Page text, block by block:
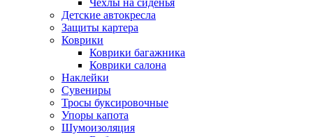
Чехлы на сиденья
Детские автокресла
Защиты картера
Коврики
Коврики багажника
Коврики салона
Наклейки
Сувениры
Тросы буксировочные
Упоры капота
Шумоизоляция